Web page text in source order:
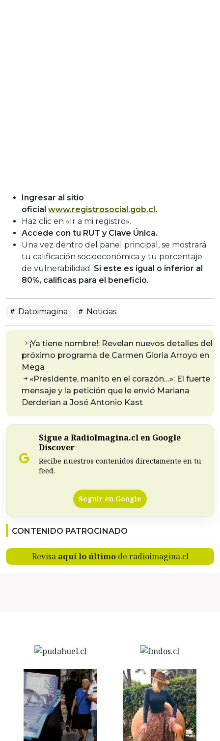
Ingresar al sitio
oficial www.registrosocial.gob.cl .
Haz clic en «Ir a mi registro».
Accede con tu RUT y Clave Única.
Una vez dentro del panel principal, se mostrará
tu calificación socioeconómica y tu porcentaje
de vulnerabilidad. Si este es igual o inferior al
80%, calificas para el beneficio.
Datoimagina Noticias
¡Ya tiene nombre!: Revelan nuevos detalles del
próximo programa de Carmen Gloria Arroyo en
Mega
«Presidente, manito en el corazón…»: El fuerte
mensaje y la petición que le envió Mariana
Derderian a José Antonio Kast
Sigue a RadioImagina.cl en Google
Discover
Recibe nuestros contenidos directamente en tu
feed.
Seguir en Google
CONTENIDO PATROCINADO
Revisa aquí lo últimode radioimagina.cl